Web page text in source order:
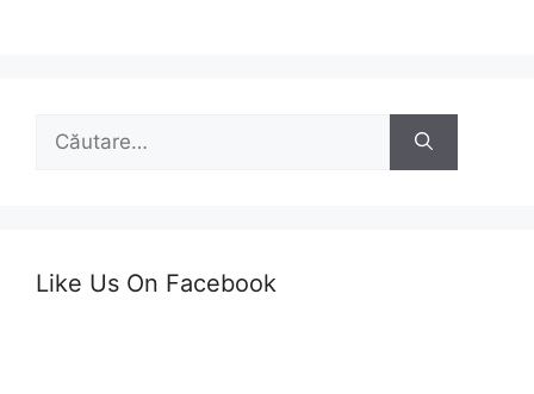
după:
Like Us On Facebook